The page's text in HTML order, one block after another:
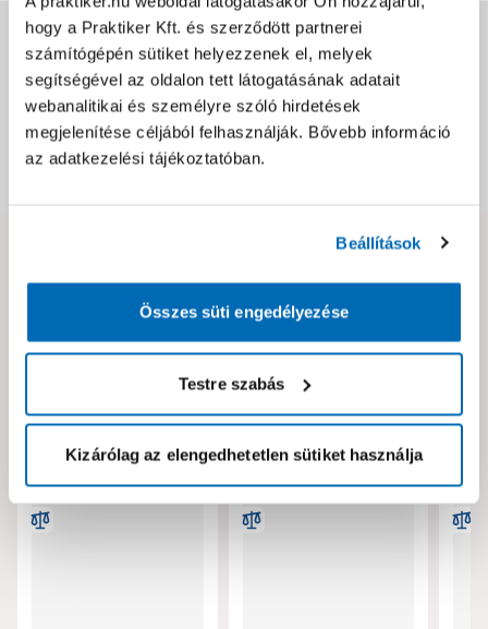
hogy a Praktiker Kft. és szerződött partnerei
számítógépén sütiket helyezzenek el, melyek
segítségével az oldalon tett látogatásának adatait
webanalitikai és személyre szóló hirdetések
megjelenítése céljából felhasználják. Bővebb információ
az adatkezelési tájékoztatóban.
Beállítások
Összes süti engedélyezése
Testre szabás
Kizárólag az elengedhetetlen sütiket használja
Jótállás, szavatosság
Csomagolási és súly információk
Neked ajánljuk!